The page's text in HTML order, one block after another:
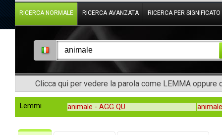
RICERCA NORMALE RICERCA AVANZATA RICERCA PER SIGNIFICATO
Clicca qui per vedere la parola come LEMMA oppure
Lemmi animale - AGG QU